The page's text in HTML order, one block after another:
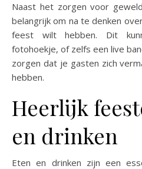
Naast het zorgen voor
belangrijk om na te denken
feest wilt hebben. Dit
fotohoekje, of zelfs een live
zorgen dat je gasten zich
hebben.
Heerlijk
en drinken
Eten en drinken zijn een